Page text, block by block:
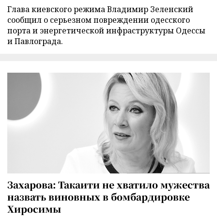
Глава киевского режима Владимир Зеленский
сообщил о серьезном повреждении одесского
порта и энергетической инфраструктуры Одессы
и Павлограда.
Захарова: Такаити не хватило мужества
назвать виновных в бомбардировке
Хиросимы